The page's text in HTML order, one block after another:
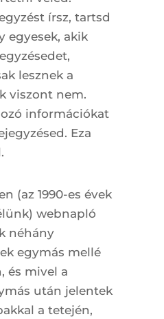
írsz, tartsd
egyesek, akik
lesznek a
viszont nem.
információkat
Eza
(az 1990-es évek
webnapló
néhány
egymás mellé
és mivel a
után jelentek
a tetején,